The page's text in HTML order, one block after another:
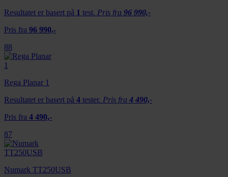
Resultatet er basert på 1 test. Pris fra 96 990,-
Pris fra 96 990,-
88
Rega Planar 1
Resultatet er basert på 4 tester. Pris fra 4 490,-
Pris fra 4 490,-
87
Numark TT250USB